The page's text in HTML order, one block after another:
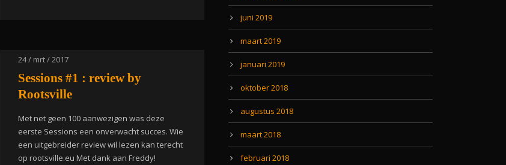
24 / mrt / 2017
Sessions #1 : review by
Rootsville
Met net geen 100 aanwezigen was deze
eerste Sessions een onverwacht succes. Wie
een uitgebreider review wil lezen kan terecht
op rootsville.eu Met dank aan Freddy!
juni 2019
maart 2019
januari 2019
oktober 2018
augustus 2018
maart 2018
februari 2018